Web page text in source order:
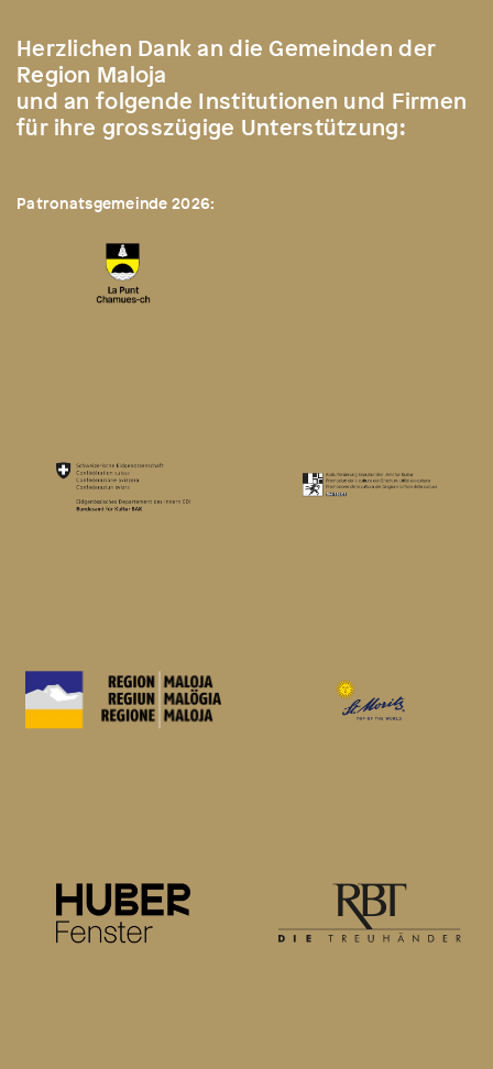
Herzlichen Dank an die Gemeinden der
Region Maloja
und an folgende Institutionen und Firmen
für ihre grosszügige Unterstützung:
Patronatsgemeinde 2026: